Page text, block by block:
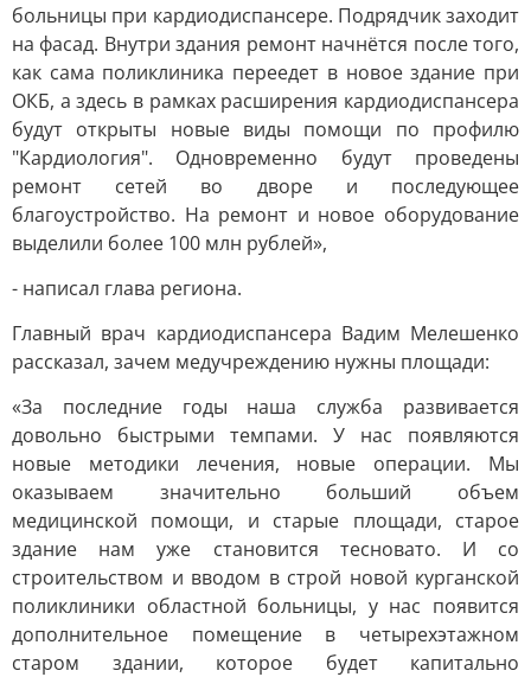
больницы при кардиодиспансере. Подрядчик заходит
на фасад. Внутри здания ремонт начнётся после того,
как сама поликлиника переедет в новое здание при
ОКБ, а здесь в рамках расширения кардиодиспансера
будут открыты новые виды помощи по профилю
"Кардиология". Одновременно будут проведены
ремонт сетей во дворе и последующее
благоустройство. На ремонт и новое оборудование
выделили более 100 млн рублей»,
- написал глава региона.
Главный врач кардиодиспансера Вадим Мелешенко
рассказал, зачем медучреждению нужны площади:
«За последние годы наша служба развивается
довольно быстрыми темпами. У нас появляются
новые методики лечения, новые операции. Мы
оказываем значительно больший объем
медицинской помощи, и старые площади, старое
здание нам уже становится тесновато. И со
строительством и вводом в строй новой курганской
поликлиники областной больницы, у нас появится
дополнительное помещение в четырехэтажном
старом здании, которое будет капитально